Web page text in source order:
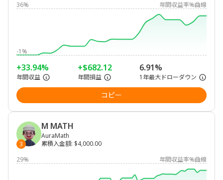
36%
年間収益率%曲線
-1%
+33.94%
年間収益
+$682.12
年間損益
6.91%
1年最大ドローダウン
コピー
3
M MATH
AuraMath
累積入金額: $4,000.00
29%
年間収益率%曲線